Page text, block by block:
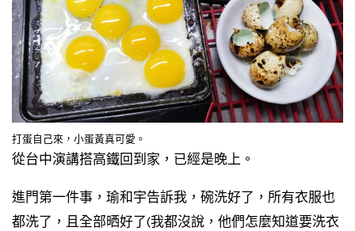
打蛋自己來，小蛋黃真可愛。
從台中演講搭高鐵回到家，已經是晚上。
進門第一件事，瑜和宇告訴我，碗洗好了，所有衣服也
都洗了，且全部晒好了(我都沒說，他們怎麼知道要洗衣